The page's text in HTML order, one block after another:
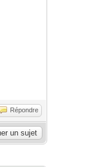
Répondre